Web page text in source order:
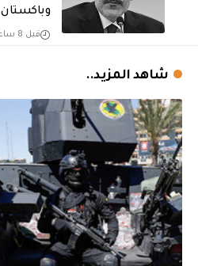
وباكستان
قبل 8 ساعات
شاهد المزيد..